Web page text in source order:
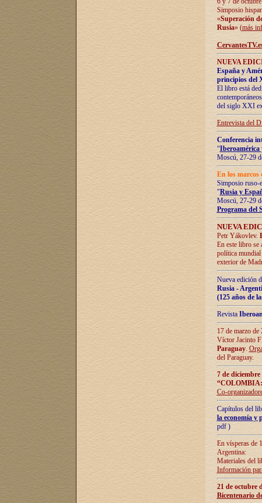
Simposio
«Superación
Rusia» (más
NUEVA
España y
principios del
El libro está
del siglo XXI
Entrevista del
Conferencia
“Iberoamérica
Moscú, 27-29
En los marcos
Simposio ruso-
"Rusia y
Moscú, 27-29
Programa del
NUEVA
Petr Yákovlev.
En este libro se
política mundial
exterior de
Nueva edición
Rusia -
(125 años de
Revista
17 de marzo
Víctor Jacinto
Paraguay.
del Paraguay.
7 de
Co-
Capítulos del
la economía y
pdf )
En vísperas de
Argentina:
Materiales del
Información
21 de octubre
Bicentenario